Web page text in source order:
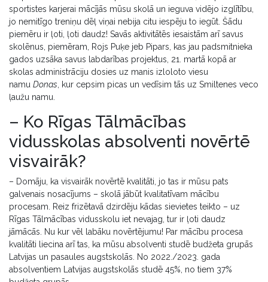
sportistes karjerai mācījās mūsu skolā un ieguva vidējo izglītību,
jo nemitīgo treniņu dēļ viņai nebija citu iespēju to iegūt. Šādu
piemēru ir ļoti, ļoti daudz! Savās aktivitātēs iesaistām arī savus
skolēnus, piemēram, Rojs Puķe jeb Pipars, kas jau padsmitnieka
gados uzsāka savus labdarības projektus, 21. martā kopā ar
skolas administrāciju dosies uz manis izloloto viesu
namu Donas , kur cepsim picas un vedīsim tās uz Smiltenes veco
ļaužu namu.
– Ko Rīgas Tālmācības
vidusskolas absolventi novērtē
visvairāk?
– Domāju, ka visvairāk novērtē kvalitāti, jo tas ir mūsu pats
galvenais nosacījums – skolā jābūt kvalitatīvam mācību
procesam. Reiz frizētavā dzirdēju kādas sievietes teikto – uz
Rīgas Tālmācības vidusskolu iet nevajag, tur ir ļoti daudz
jāmācās. Nu kur vēl labāku novērtējumu! Par mācību procesa
kvalitāti liecina arī tas, ka mūsu absolventi studē budžeta grupās
Latvijas un pasaules augstskolās. No 2022./2023. gada
absolventiem Latvijas augstskolās studē 45%, no tiem 37%